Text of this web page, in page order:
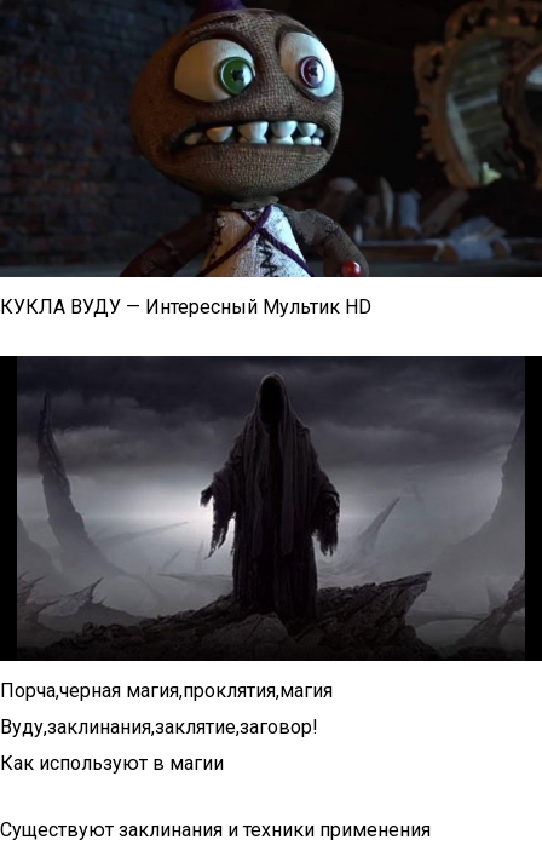
КУКЛА ВУДУ — Интересный Мультик HD
Порча,черная магия,проклятия,магия
Вуду,заклинания,заклятие,заговор!
Как используют в магии
Существуют заклинания и техники применения